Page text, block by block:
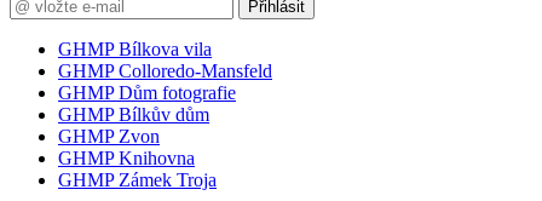
Přihlásit
GHMP Bílkova vila
GHMP Colloredo-Mansfeld
GHMP Dům fotografie
GHMP Bílkův dům
GHMP Zvon
GHMP Knihovna
GHMP Zámek Troja